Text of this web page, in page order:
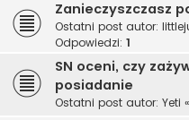
Zanieczyszczasz
Ostatni post autor:
Odpowiedzi: 1
SN oceni, czy
posiadanie
Ostatni post autor: Yeti «